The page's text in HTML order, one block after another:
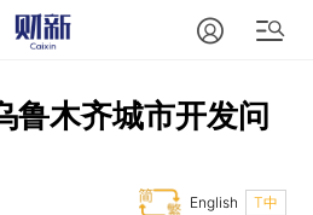
鲁木齐城市开发问
T中
English